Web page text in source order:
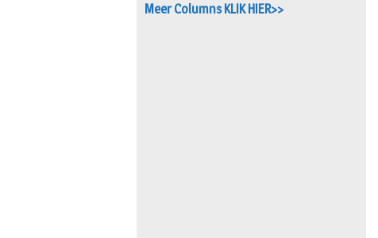
Meer Columns KLIK HIER>>